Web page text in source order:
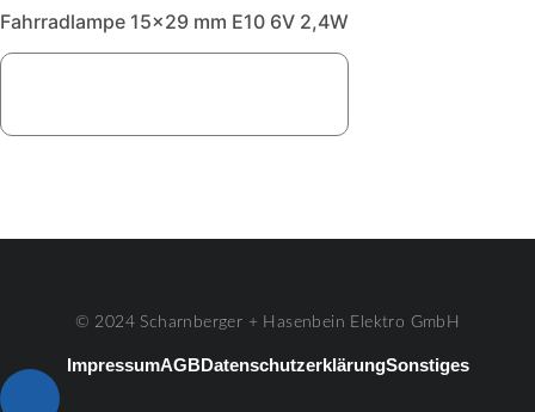
Fahrradlampe 15x29 mm E10 6V 2,4W
© 2024 Scharnberger + Hasenbein Elektro GmbH
ImpressumAGBDatenschutzerklärungSonstiges